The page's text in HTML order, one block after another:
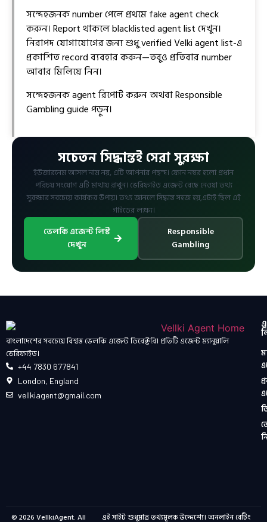
সন্দেহজনক number পেলে প্রথমেfake agent check
করুন। Report থাকলেblacklisted agent listদেখুন।
নিরাপদ যোগাযোগের জন্য শুধুverified Velki agent list-এ
প্রকাশিত record ব্যবহার করুন—তবুও প্রতিবার number
আবার মিলিয়ে নিন।
সন্দেহজনক agent রিপোর্ট করুনঅথবাResponsible
Gambling guideপড়ুন।
সচেতন সিদ্ধান্তই সেরা সুরক্ষা
ইউজারনেম আসল নাম নয়, এটি আপনার পছন্দ। ফোন নম্বর হলো প্রধান
পরিচয় সংযোগ এটি মাথায় রাখুন। ভেরিফাইড এজেন্ট বেছে নেওয়া তথ্য
সুরক্ষার সবচেয়ে কার্যকর উপায়। তথ্য জানলে সিদ্ধান্ত সহজ হয়,এটাই ছিল এই
গাইডের লক্ষ্য।
ভেলকি এজেন্ট লিস্ট
দেখুন
Responsible
Gambling
বাংলাদেশের সবচেয়ে বিশ্বস্ত ভেলকি এজেন্ট ডিরেক্টরি। প্রতিটি এজেন্ট ম্যানুয়ালি
ভেরিফাইড।
+44 7830 677841
London, England
vellkiagent@gmail.com
© 2026VellkiAgent. All
এই সাইট শুধুমাত্র তথ্যমূলক উদ্দেশ্যে। অনলাইন বেটিং